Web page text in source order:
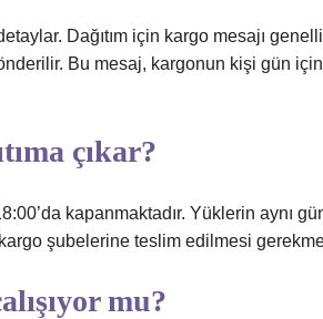
Dağıtım için kargo mesajı
Bu mesaj, kargonun kişi gün
çıkar?
kapanmaktadır. Yüklerin aynı gün
şubelerine teslim edilmesi
mu?